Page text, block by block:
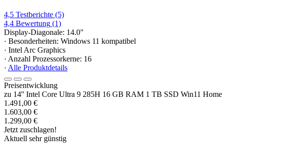
4,5 Testberichte (5)
4,4 Bewertung (1)
Display-Diagonale: 14.0"
· Besonderheiten: Windows 11 kompatibel
· Intel Arc Graphics
· Anzahl Prozessorkerne: 16
· Alle Produktdetails
Preisentwicklung
zu 14'' Intel Core Ultra 9 285H 16 GB RAM 1 TB SSD Win11 Home
1.491,00 €
1.603,00 €
1.299,00 €
Jetzt zuschlagen!
Aktuell sehr günstig